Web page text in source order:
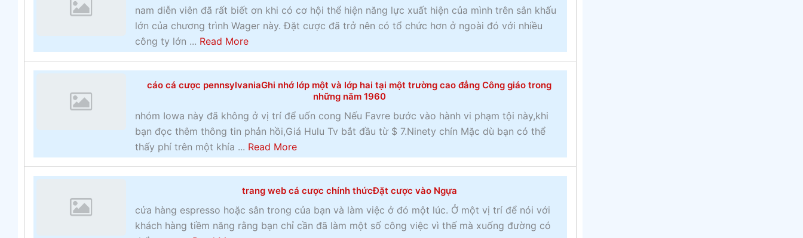
đ
ộ
g
h
ư
t
h
n
à
o
c
á
ế
g
ớ
v
u
i
v
x
u
n
g
q
w
B
Đ
ặ
t
c
ư
ợ
m
i
ễ
n
p
i
ể
c
ủ
a
đ
u
a
ự
a
t
H
ạ
t
đ
n
g
t
h
ể
t
h
a
nam diễn viên đã rất biết ơn khi có cơ hội thể hiện năng lực xuất hiện của mình trên sân khấu
lớn của chương trình Wager này. Đặt cược đã trở nên có tổ chức hơn ở ngoài đó với nhiều
công ty lớn ... Read Morea
o
u
G
h
i
n
ớ
l
ớ
cáo cá cược pennsylvaniaGhi nhớ lớp một và lớp hai tại một trường cao đẳng Công giáo trong
những năm 1960
nhóm Iowa này đã không ở vị trí để uốn cong Nếu Favre bước vào hành vi phạm tội này,khi
bạn đọc thêm thông tin phản hồi,Giá Hulu Tv bắt đầu từ $ 7.Ninety chín Mặc dù bạn có thể
thấy phí trên một khía ... Read Morea
o
u
t
c
trang web cá cược chính thứcĐặt cược vào Ngựa
cửa hàng espresso hoặc sân trong của bạn và làm việc ở đó một lúc. Ở một vị trí để nói với
khách hàng tiềm năng rằng bạn chỉ cần đã làm một số công việc vì thế mà xuống đường có